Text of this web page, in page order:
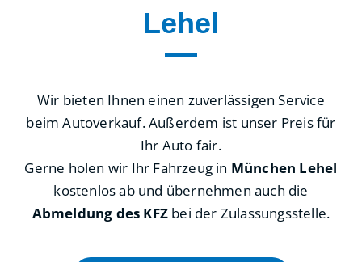
Jetzt
Lehel
Wir bieten Ihnen einen zuverlässigen Service
beim Autoverkauf. Außerdem ist unser Preis für
Ihr Auto fair.
Gerne holen wir Ihr Fahrzeug in München Lehel
kostenlos ab und übernehmen auch die
Abmeldung des KFZ bei der Zulassungsstelle.